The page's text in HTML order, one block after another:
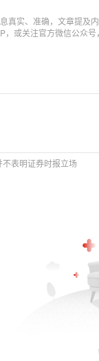
真实、准确，文章提及
，或关注官方微信公众
表明证券时报立场